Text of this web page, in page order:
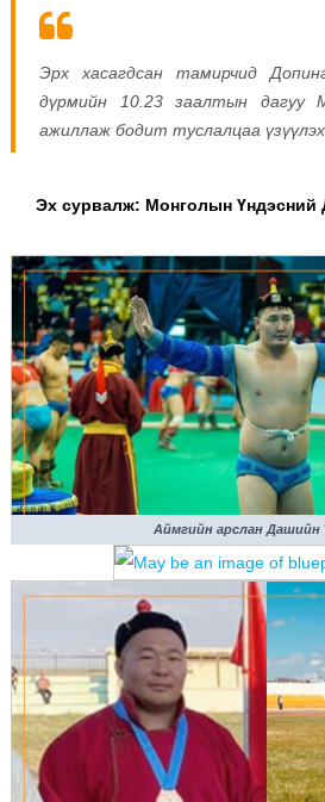
Эрх хасагдсан тамирчид
дүрмийн 10.23 заалтын дагуу
ажиллаж бодит туслалцаа
Эх сурвалж: Монголын Үндэсний
Аймгийн арслан Дашийн